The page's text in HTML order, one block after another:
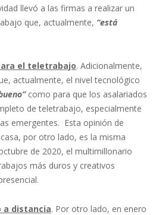
llevó a las firmas a realizar un
que, actualmente, “está
el teletrabajo. Adicionalmente,
actualmente, el nivel tecnológico
como para que los asalariados
de teletrabajo, especialmente
emergentes. Esta opinión de
por otro lado, es la misma
de 2020, el multimillonario
más duros y creativos
a distancia. Por otro lado, en enero